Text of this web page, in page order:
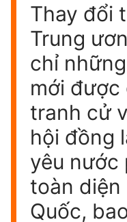
Thay đổi
Trung
chỉ
mới được
tranh cử
hội đồng
yêu nước
toàn diện
Quốc,